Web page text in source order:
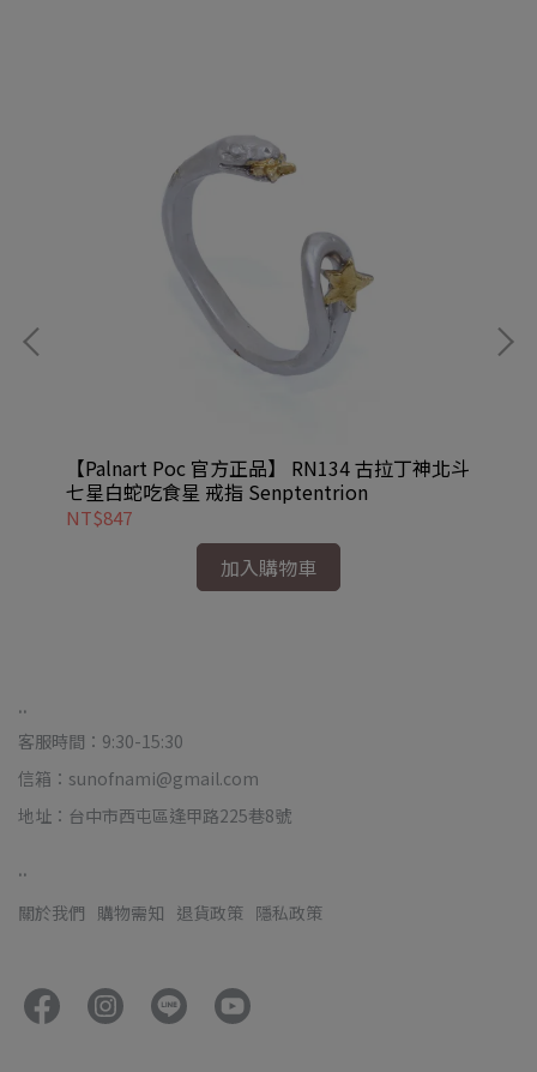
【Palnart Poc 官方正品】 RN134 古拉丁神北斗
七星白蛇吃食星 戒指 Senptentrion
NT$847
加入購物車
..
客服時間：9:30-15:30
信箱：sunofnami@gmail.com
地址：台中市西屯區逢甲路225巷8號
..
關於我們 購物需知 退貨政策 隱私政策